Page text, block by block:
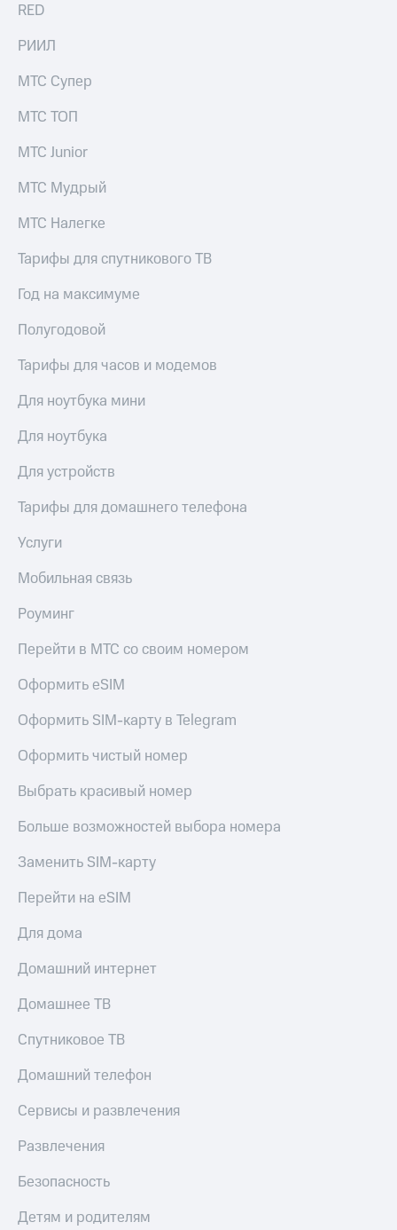
RED
РИИЛ
МТС Супер
МТС ТОП
МТС Junior
МТС Мудрый
МТС Налегке
Тарифы для спутникового ТВ
Год на максимуме
Полугодовой
Тарифы для часов и модемов
Для ноутбука мини
Для ноутбука
Для устройств
Тарифы для домашнего телефона
Услуги
Мобильная связь
Роуминг
Перейти в МТС со своим номером
Оформить eSIM
Оформить SIM-карту в Telegram
Оформить чистый номер
Выбрать красивый номер
Больше возможностей выбора номера
Заменить SIM-карту
Перейти на eSIM
Для дома
Домашний интернет
Домашнее ТВ
Спутниковое ТВ
Домашний телефон
Сервисы и развлечения
Развлечения
Безопасность
Детям и родителям